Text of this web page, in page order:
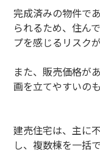
完成済みの物件で
られるため、住ん
プを感じるリスク
また、販売価格が
画を立てやすいの
建売住宅は、主に
し、複数棟を一括